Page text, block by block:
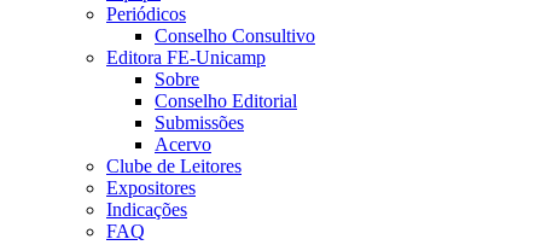
Periódicos
Conselho Consultivo
Editora FE-Unicamp
Sobre
Conselho Editorial
Submissões
Acervo
Clube de Leitores
Expositores
Indicações
FAQ